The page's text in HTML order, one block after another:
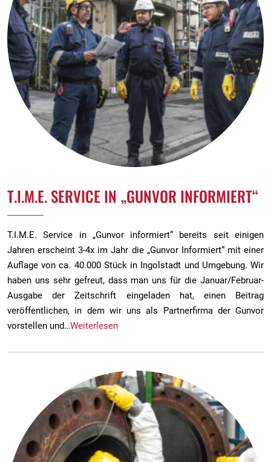
T.I.M.E. SERVICE IN „GUNVOR INFORMIERT“
T.I.M.E. Service in „Gunvor informiert“ bereits seit einigen
Jahren erscheint 3-4x im Jahr die „Gunvor Informiert“ mit einer
Auflage von ca. 40.000 Stück in Ingolstadt und Umgebung. Wir
haben uns sehr gefreut, dass man uns für die Januar/Februar-
Ausgabe der Zeitschrift eingeladen hat, einen Beitrag
veröffentlichen, in dem wir uns als Partnerfirma der Gunvor
vorstellen und…Weiterlesen